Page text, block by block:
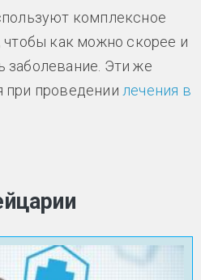
комплексное
чтобы как можно скорее и
Эти же
при проведении лечения в